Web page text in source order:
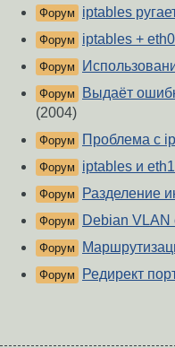
Форум iptables
Форум iptables +
Форум
Форум
Выдаёт
(2004)
Форум Проблема с
Форум iptables и
Форум Разделение
Форум Debian VLAN
Форум
Форум Редирект